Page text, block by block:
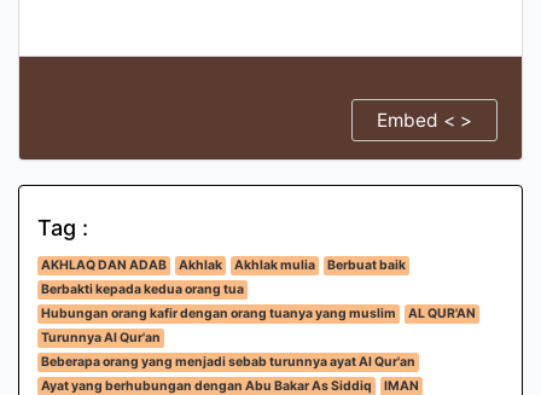
Embed < >
Tag :
AKHLAQ DAN ADAB Akhlak Akhlak mulia
Berbuat baik
Berbakti kepada kedua orang tua
Hubungan orang kafir dengan orang tuanya yang muslim
AL QUR'AN
Turunnya Al Qur'an
Beberapa orang yang menjadi sebab turunnya ayat Al Qur'an
Ayat yang berhubungan dengan Abu Bakar As Siddiq
IMAN